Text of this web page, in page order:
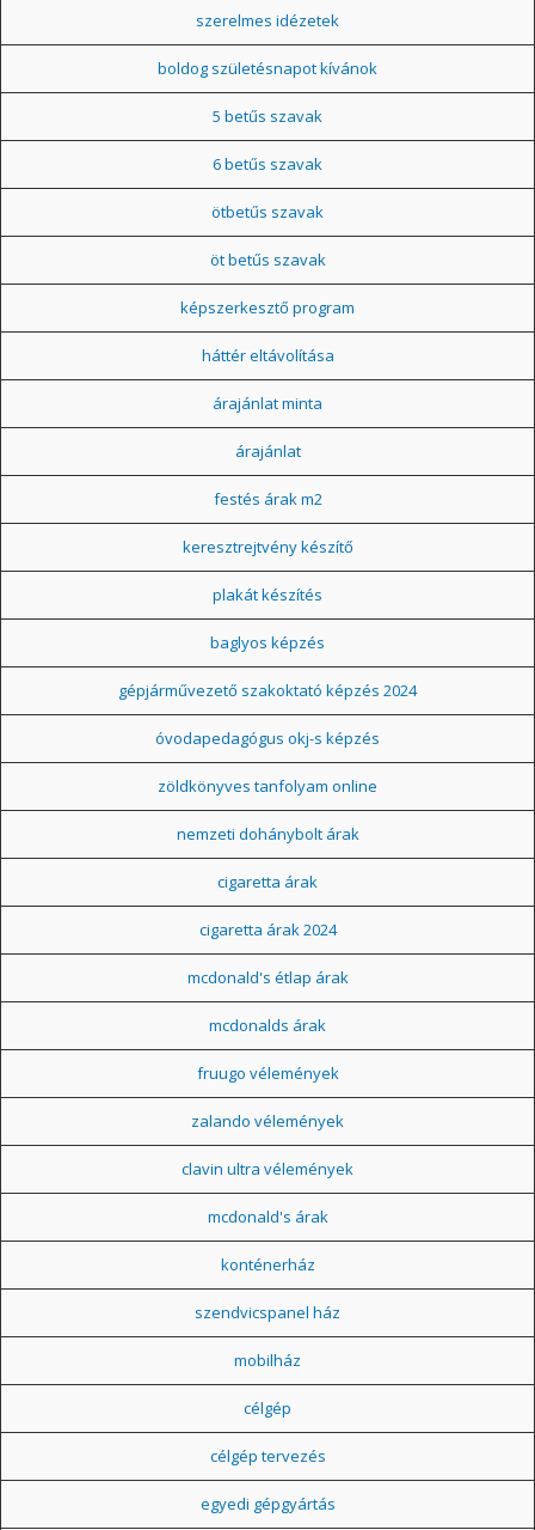
szerelmes idézetek
boldog születésnapot kívánok
5 betűs szavak
6 betűs szavak
ötbetűs szavak
öt betűs szavak
képszerkesztő program
háttér eltávolítása
árajánlat minta
árajánlat
festés árak m2
keresztrejtvény készítő
plakát készítés
baglyos képzés
gépjárművezető szakoktató képzés 2024
óvodapedagógus okj-s képzés
zöldkönyves tanfolyam online
nemzeti dohánybolt árak
cigaretta árak
cigaretta árak 2024
mcdonald's étlap árak
mcdonalds árak
fruugo vélemények
zalando vélemények
clavin ultra vélemények
mcdonald's árak
konténerház
szendvicspanel ház
mobilház
célgép
célgép tervezés
egyedi gépgyártás